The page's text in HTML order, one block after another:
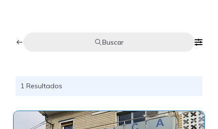
Buscar
1 Resultados